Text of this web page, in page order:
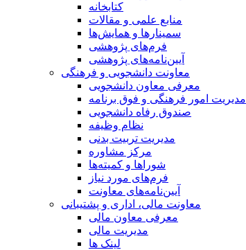
کتابخانه
منابع علمی و مقالات
سمینارها و همایش‌ها
فرم‌های پژوهشی
آیین‌نامه‌های پژوهشی
معاونت دانشجویی و فرهنگی
معرفی معاون دانشجویی
مدیریت امور فرهنگی و فوق برنامه
صندوق رفاه دانشجویی
نظام وظیفه
مدیریت تربیت بدنی
مرکز مشاوره
شوراها و کمیته‌ها
فرم‌های مورد نیاز
آیین‌نامه‌های معاونت
معاونت مالی، اداری و پشتیبانی
معرفی معاون مالی
مدیریت مالی
لینک ها